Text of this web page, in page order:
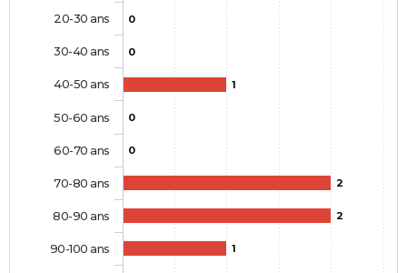
0
0
1
0
0
2
2
1
20-30 ans
30-40 ans
40-50 ans
50-60 ans
60-70 ans
70-80 ans
80-90 ans
90-100 ans